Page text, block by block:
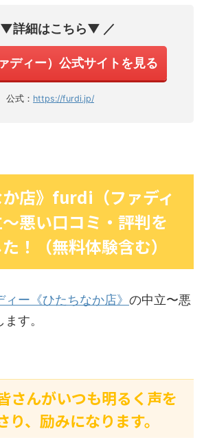
▼詳細はこちら▼ ／
ディー）公式サイトを見る
公式： https://furdi.jp/
か店》furdi（ファディ
悪い口コミ・評判を
！（無料体験含む）
ィー《ひたちなか店》 の中立〜悪
す。
さんがいつも明るく声を
り、励みになります。